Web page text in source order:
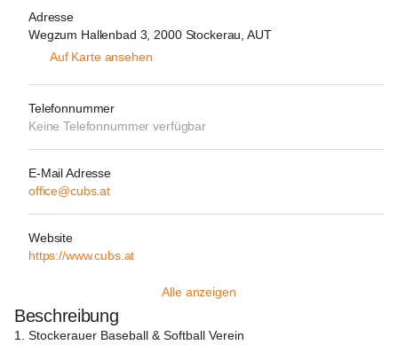
Adresse
Wegzum Hallenbad 3, 2000 Stockerau, AUT
Auf Karte ansehen
Telefonnummer
Keine Telefonnummer verfügbar
E-Mail Adresse
office@cubs.at
Website
https://www.cubs.at
Alle anzeigen
Beschreibung
1. Stockerauer Baseball & Softball Verein